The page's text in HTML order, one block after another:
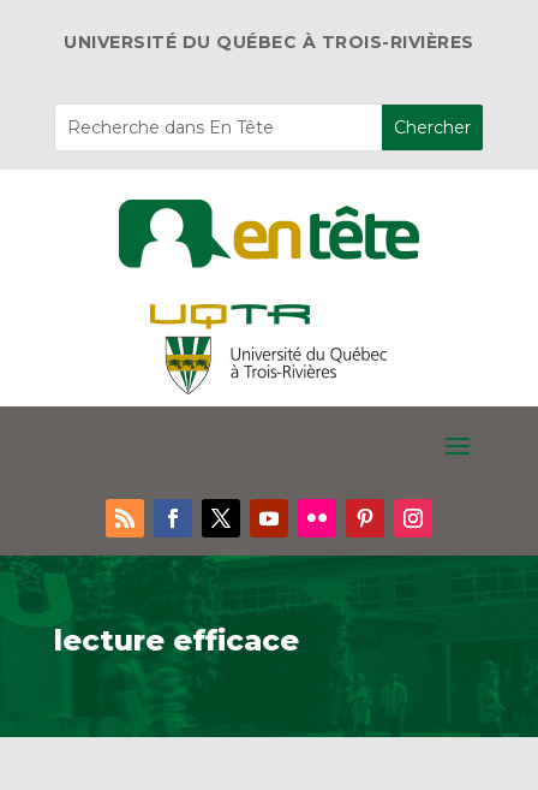
UNIVERSITÉ DU QUÉBEC À TROIS-RIVIÈRES
lecture efficace